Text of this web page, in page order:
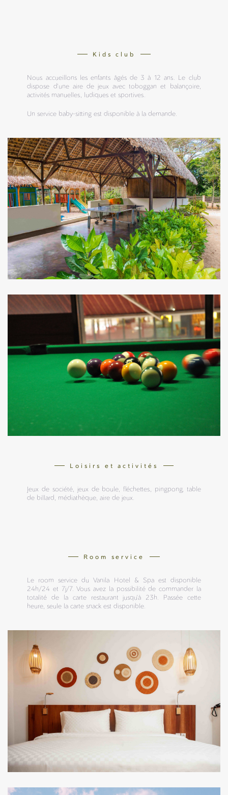
Kids club
Nous accueillons les enfants âgés de 3 à 12 ans. Le club
dispose d'une aire de jeux avec toboggan et balançoire,
activités manuelles, ludiques et sportives.
Un service baby-sitting est disponible à la demande.
Loisirs et activités
Jeux de société, jeux de boule, fléchettes, pingpong, table
de billard, médiathèque, aire de jeux.
Room service
Le room service du Vanila Hotel & Spa est disponible
24h/24 et 7j/7. Vous avez la possibilité de commander la
totalité de la carte restaurant jusqu'à 23h. Passée cette
heure, seule la carte snack est disponible.